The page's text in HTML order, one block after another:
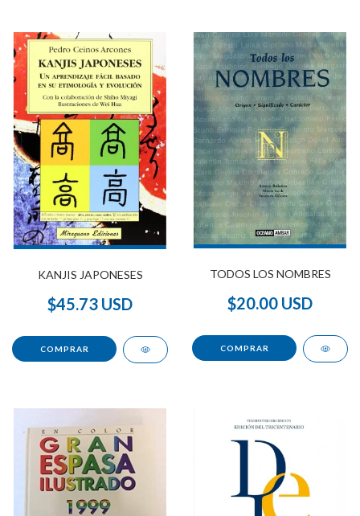
KANJIS JAPONESES
$45.73 USD
TODOS LOS NOMBRES
$20.00 USD